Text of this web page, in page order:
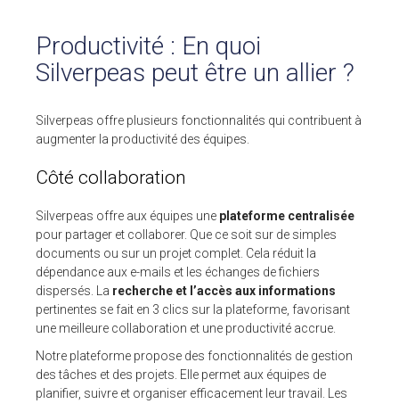
Productivité : En quoi
Silverpeas peut être un allier ?
Silverpeas offre plusieurs fonctionnalités qui contribuent à
augmenter la productivité des équipes.
Côté collaboration
Silverpeas offre aux équipes une plateforme centralisée
pour partager et collaborer. Que ce soit sur de simples
documents ou sur un projet complet. Cela réduit la
dépendance aux e-mails et les échanges de fichiers
dispersés. La recherche et l’accès aux informations
pertinentes se fait en 3 clics sur la plateforme, favorisant
une meilleure collaboration et une productivité accrue.
Notre plateforme propose des fonctionnalités de gestion
des tâches et des projets. Elle permet aux équipes de
planifier, suivre et organiser efficacement leur travail. Les